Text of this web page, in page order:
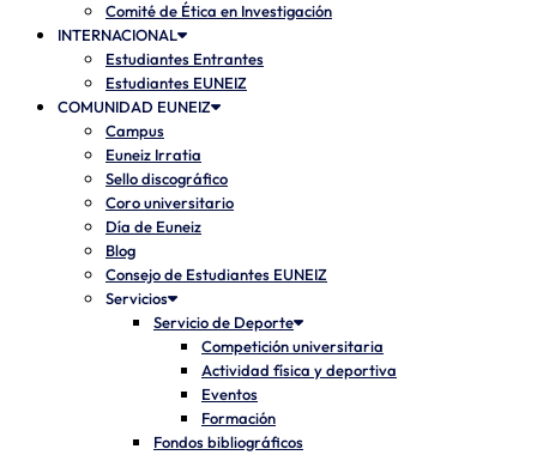
Comité de Ética en Investigación
INTERNACIONAL
Estudiantes Entrantes
Estudiantes EUNEIZ
COMUNIDAD EUNEIZ
Campus
Euneiz Irratia
Sello discográfico
Coro universitario
Día de Euneiz
Blog
Consejo de Estudiantes EUNEIZ
Servicios
Servicio de Deporte
Competición universitaria
Actividad física y deportiva
Eventos
Formación
Fondos bibliográficos